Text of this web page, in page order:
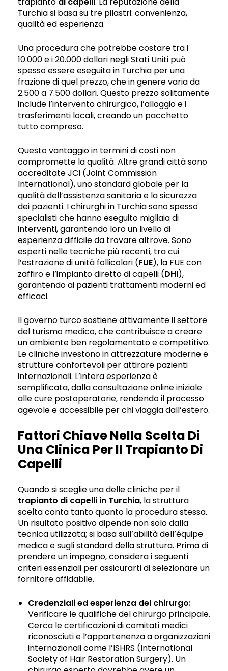
Turchia si basa su tre pilastri: convenienza,
qualità ed esperienza.
Una procedura che potrebbe costare tra i
10.000 e i 20.000 dollari negli Stati Uniti può
spesso essere eseguita in Turchia per una
frazione di quel prezzo, che in genere varia da
2.500 a 7.500 dollari. Questo prezzo solitamente
include l’intervento chirurgico, l’alloggio e i
trasferimenti locali, creando un pacchetto
tutto compreso.
Questo vantaggio in termini di costi non
compromette la qualità. Altre grandi città sono
accreditate JCI (Joint Commission
International), uno standard globale per la
qualità dell’assistenza sanitaria e la sicurezza
dei pazienti. I chirurghi in Turchia sono spesso
specialisti che hanno eseguito migliaia di
interventi, garantendo loro un livello di
esperienza difficile da trovare altrove. Sono
esperti nelle tecniche più recenti, tra cui
l’estrazione di unità follicolari (FUE), la FUE con
zaffiro e l’impianto diretto di capelli (DHI),
garantendo ai pazienti trattamenti moderni ed
efficaci.
Il governo turco sostiene attivamente il settore
del turismo medico, che contribuisce a creare
un ambiente ben regolamentato e competitivo.
Le cliniche investono in attrezzature moderne e
strutture confortevoli per attirare pazienti
internazionali. L’intera esperienza è
semplificata, dalla consultazione online iniziale
alle cure postoperatorie, rendendo il processo
agevole e accessibile per chi viaggia dall’estero.
Fattori Chiave Nella Scelta Di
Una Clinica Per Il Trapianto Di
Capelli
Quando si sceglie una delle cliniche per il
trapianto di capelli in Turchia, la struttura
scelta conta tanto quanto la procedura stessa.
Un risultato positivo dipende non solo dalla
tecnica utilizzata; si basa sull’abilità dell’équipe
medica e sugli standard della struttura. Prima di
prendere un impegno, considera i seguenti
criteri essenziali per assicurarti di selezionare un
fornitore affidabile.
Credenziali ed esperienza del chirurgo:
Verificare le qualifiche del chirurgo principale.
Cerca le certificazioni di comitati medici
riconosciuti e l’appartenenza a organizzazioni
internazionali come l’ISHRS (International
Society of Hair Restoration Surgery). Un